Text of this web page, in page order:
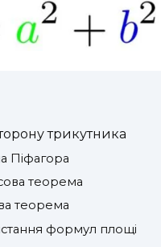
трикутника
Піфагора
теорема
теорема
формул площі